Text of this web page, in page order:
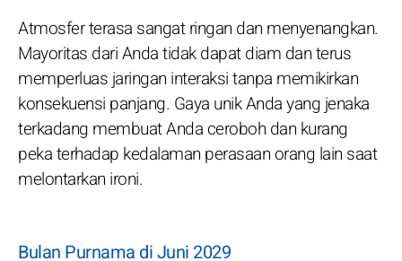
Atmosfer terasa sangat ringan dan menyenangkan.
Mayoritas dari Anda tidak dapat diam dan terus
memperluas jaringan interaksi tanpa memikirkan
konsekuensi panjang. Gaya unik Anda yang jenaka
terkadang membuat Anda ceroboh dan kurang
peka terhadap kedalaman perasaan orang lain saat
melontarkan ironi.
Bulan Purnama di Juni 2029